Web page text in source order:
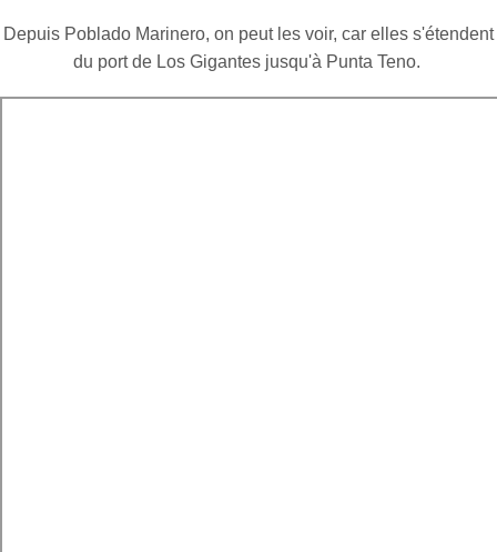
Depuis Poblado Marinero, on peut les voir, car elles s'étendent
du port de Los Gigantes jusqu'à Punta Teno.